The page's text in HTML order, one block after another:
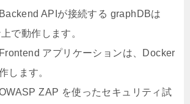
が接続する graphDBは
で動作します。
プリケーションは、Docker
します。
を使ったセキュリティ試